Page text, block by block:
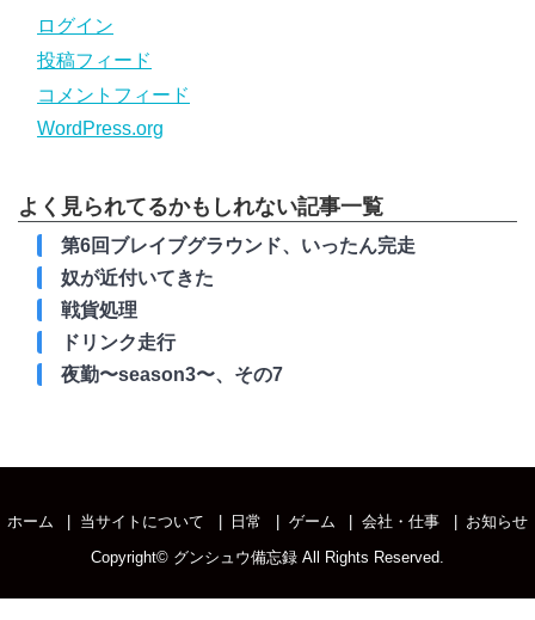
ログイン
投稿フィード
コメントフィード
WordPress.org
よく見られてるかもしれない記事一覧
第6回ブレイブグラウンド、いったん完走
奴が近付いてきた
戦貨処理
ドリンク走行
夜勤〜season3〜、その7
ホーム 当サイトについて 日常 ゲーム 会社・仕事
お知らせ
Copyright© グンシュウ備忘録 All Rights Reserved.